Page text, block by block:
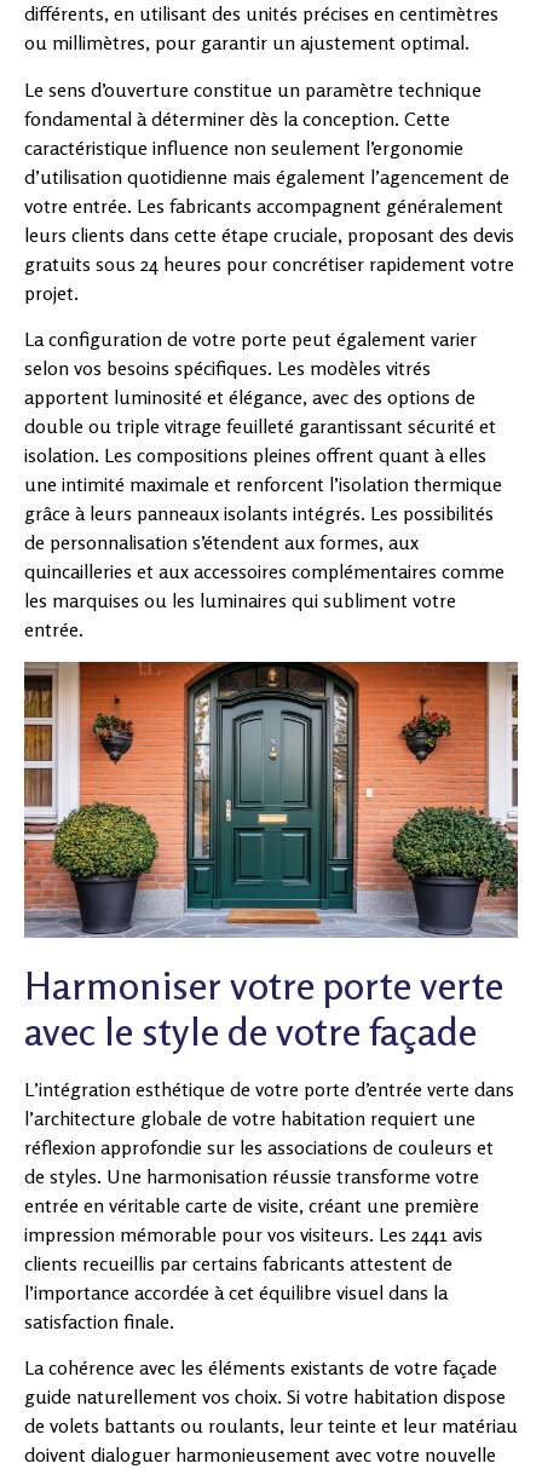
différents, en utilisant des unités précises en centimètres
ou millimètres, pour garantir un ajustement optimal.
Le sens d’ouverture constitue un paramètre technique
fondamental à déterminer dès la conception. Cette
caractéristique influence non seulement l’ergonomie
d’utilisation quotidienne mais également l’agencement de
votre entrée. Les fabricants accompagnent généralement
leurs clients dans cette étape cruciale, proposant des devis
gratuits sous 24 heures pour concrétiser rapidement votre
projet.
La configuration de votre porte peut également varier
selon vos besoins spécifiques. Les modèles vitrés
apportent luminosité et élégance, avec des options de
double ou triple vitrage feuilleté garantissant sécurité et
isolation. Les compositions pleines offrent quant à elles
une intimité maximale et renforcent l’isolation thermique
grâce à leurs panneaux isolants intégrés. Les possibilités
de personnalisation s’étendent aux formes, aux
quincailleries et aux accessoires complémentaires comme
les marquises ou les luminaires qui subliment votre
entrée.
Harmoniser votre porte verte
avec le style de votre façade
L’intégration esthétique de votre porte d’entrée verte dans
l’architecture globale de votre habitation requiert une
réflexion approfondie sur les associations de couleurs et
de styles. Une harmonisation réussie transforme votre
entrée en véritable carte de visite, créant une première
impression mémorable pour vos visiteurs. Les 2441 avis
clients recueillis par certains fabricants attestent de
l’importance accordée à cet équilibre visuel dans la
satisfaction finale.
La cohérence avec les éléments existants de votre façade
guide naturellement vos choix. Si votre habitation dispose
de volets battants ou roulants, leur teinte et leur matériau
doivent dialoguer harmonieusement avec votre nouvelle